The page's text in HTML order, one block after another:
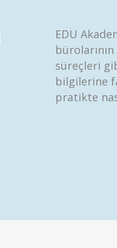
EDU
süreçleri
bilgilerine
pratikte